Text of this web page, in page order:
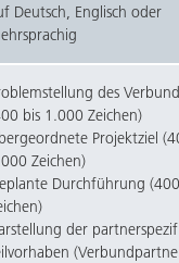
Deutsch, Englisch oder
des
bis 1.000 Zeichen)
Projektziel
Zeichen)
Durchführung
der